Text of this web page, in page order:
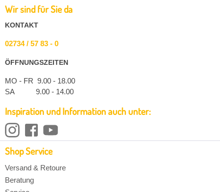
Wir sind für Sie da
KONTAKT
02734 / 57 83 - 0
ÖFFNUNGSZEITEN
MO - FR 9.00 - 18.00
SA 9.00 - 14.00
Inspiration und Information auch unter:
Shop Service
Versand & Retoure
Beratung